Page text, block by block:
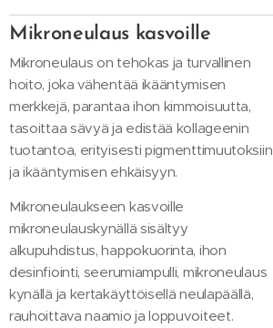
Mikroneulaus kasvoille
Mikroneulaus on tehokas ja turvallinen
hoito, joka vähentää ikääntymisen
merkkejä, parantaa ihon kimmoisuutta,
tasoittaa sävyä ja edistää kollageenin
tuotantoa, erityisesti pigmenttimuutoksiin
ja ikääntymisen ehkäisyyn.
Mikroneulaukseen kasvoille
mikroneulauskynällä sisältyy
alkupuhdistus, happokuorinta, ihon
desinfiointi, seerumiampulli, mikroneulaus
kynällä ja kertakäyttöisellä neulapäällä,
rauhoittava naamio ja loppuvoiteet.